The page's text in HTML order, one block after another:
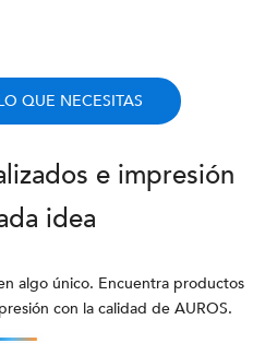
QUE NECESITAS
e impresión
idea
algo único. Encuentra productos
con la calidad de AUROS.